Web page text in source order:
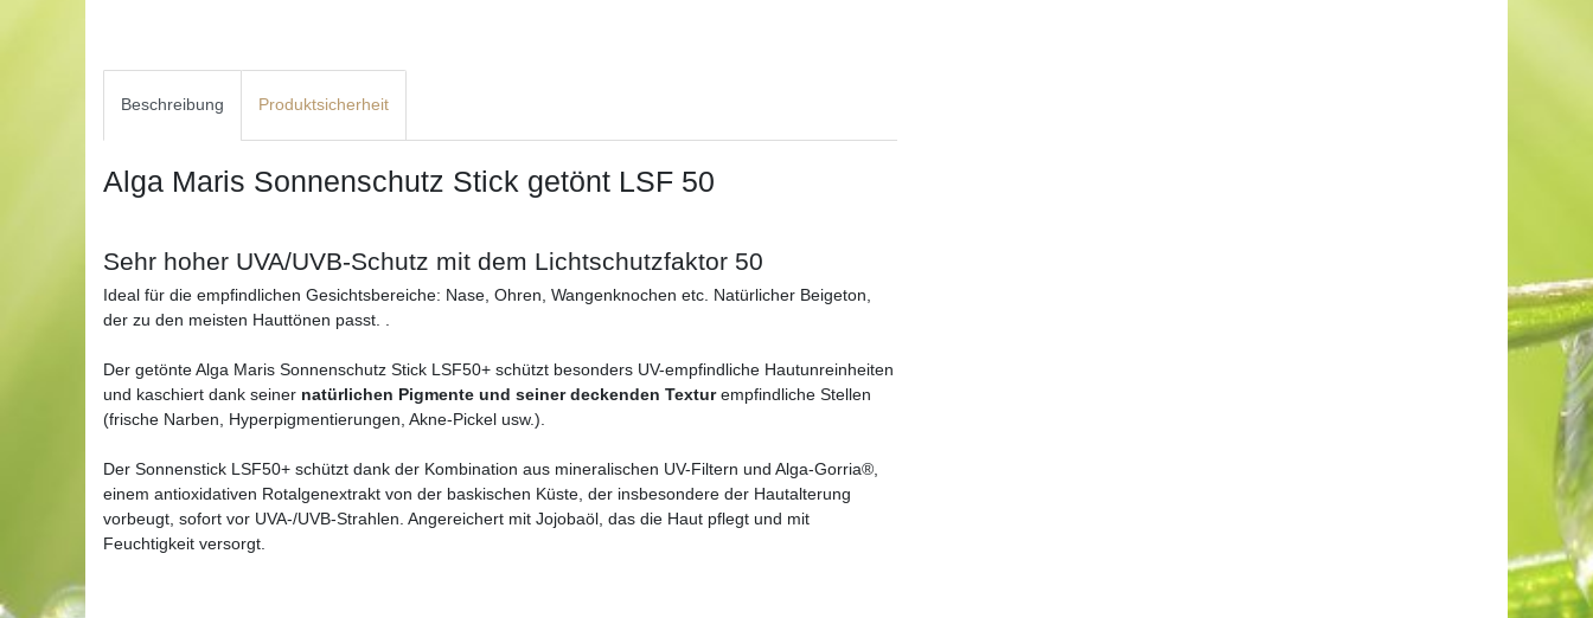
Beschreibung Produktsicherheit
Alga Maris Sonnenschutz Stick getönt LSF 50
Sehr hoher UVA/UVB-Schutz mit dem Lichtschutzfaktor 50
Ideal für die empfindlichen Gesichtsbereiche: Nase, Ohren, Wangenknochen etc. Natürlicher Beigeton,
der zu den meisten Hauttönen passt. .
Der getönte Alga Maris Sonnenschutz Stick LSF50+ schützt besonders UV-empfindliche Hautunreinheiten
und kaschiert dank seiner natürlichen Pigmente und seiner deckenden Texturempfindliche Stellen
(frische Narben, Hyperpigmentierungen, Akne-Pickel usw.).
Der Sonnenstick LSF50+ schützt dank der Kombination aus mineralischen UV-Filtern und Alga-Gorria®,
einem antioxidativen Rotalgenextrakt von der baskischen Küste, der insbesondere der Hautalterung
vorbeugt, sofort vor UVA-/UVB-Strahlen. Angereichert mit Jojobaöl, das die Haut pflegt und mit
Feuchtigkeit versorgt.